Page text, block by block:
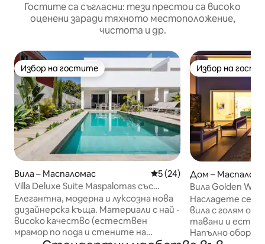
Гостите са съгласни: тези престои са високо
оценени заради тяхното местоположение,
чистота и др.
Избор на гостите
Избор на гостите
Вила – Маспаломас Средна оценка: 5 от 5,
5 (24)
Villa Deluxe Suite Maspalomas със
самостоятелен басейн
Елегантна, модерна и луксозна нова
дизайнерска къща. Материали с най -
високо качество (естествен
мрамор по пода и стените на
Избор на
Избор на
Дом –
Вила Golden
Насладете се на
вила с голям
тавани и
Напълно